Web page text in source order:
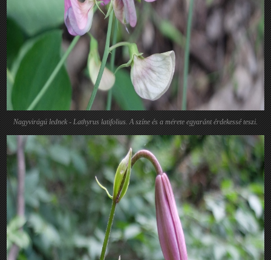
Nagyvirágú lednek - Lathyrus latifolius. A színe és a mérete egyaránt érdekessé teszi.